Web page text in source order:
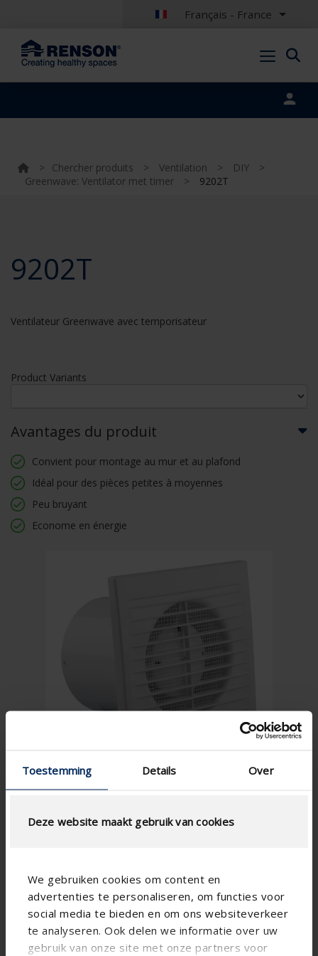
Toestemming Details Over
Deze website maakt gebruik van cookies
We gebruiken cookies om content en
advertenties te personaliseren, om functies voor
social media te bieden en om ons websiteverkeer
te analyseren. Ook delen we informatie over uw
gebruik van onze site met onze partners voor
Français - France
> Chercher produits > Ventilation > DIY
>
Greenwave: Ventilator met timer
> 9202T
9202T
Ventilateur Greenwave avec temporisateur
Product Variants
Avantages du produit
Convient pour montage au mur et au plafond
Idéal pour des pièces petites à moyennes
Peu bruyant
Econome en énergie